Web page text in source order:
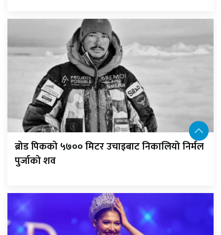
ब्रोड पिकको ५७०० मिटर उचाइबाट निकालियो निर्मल
पुर्जाको शव